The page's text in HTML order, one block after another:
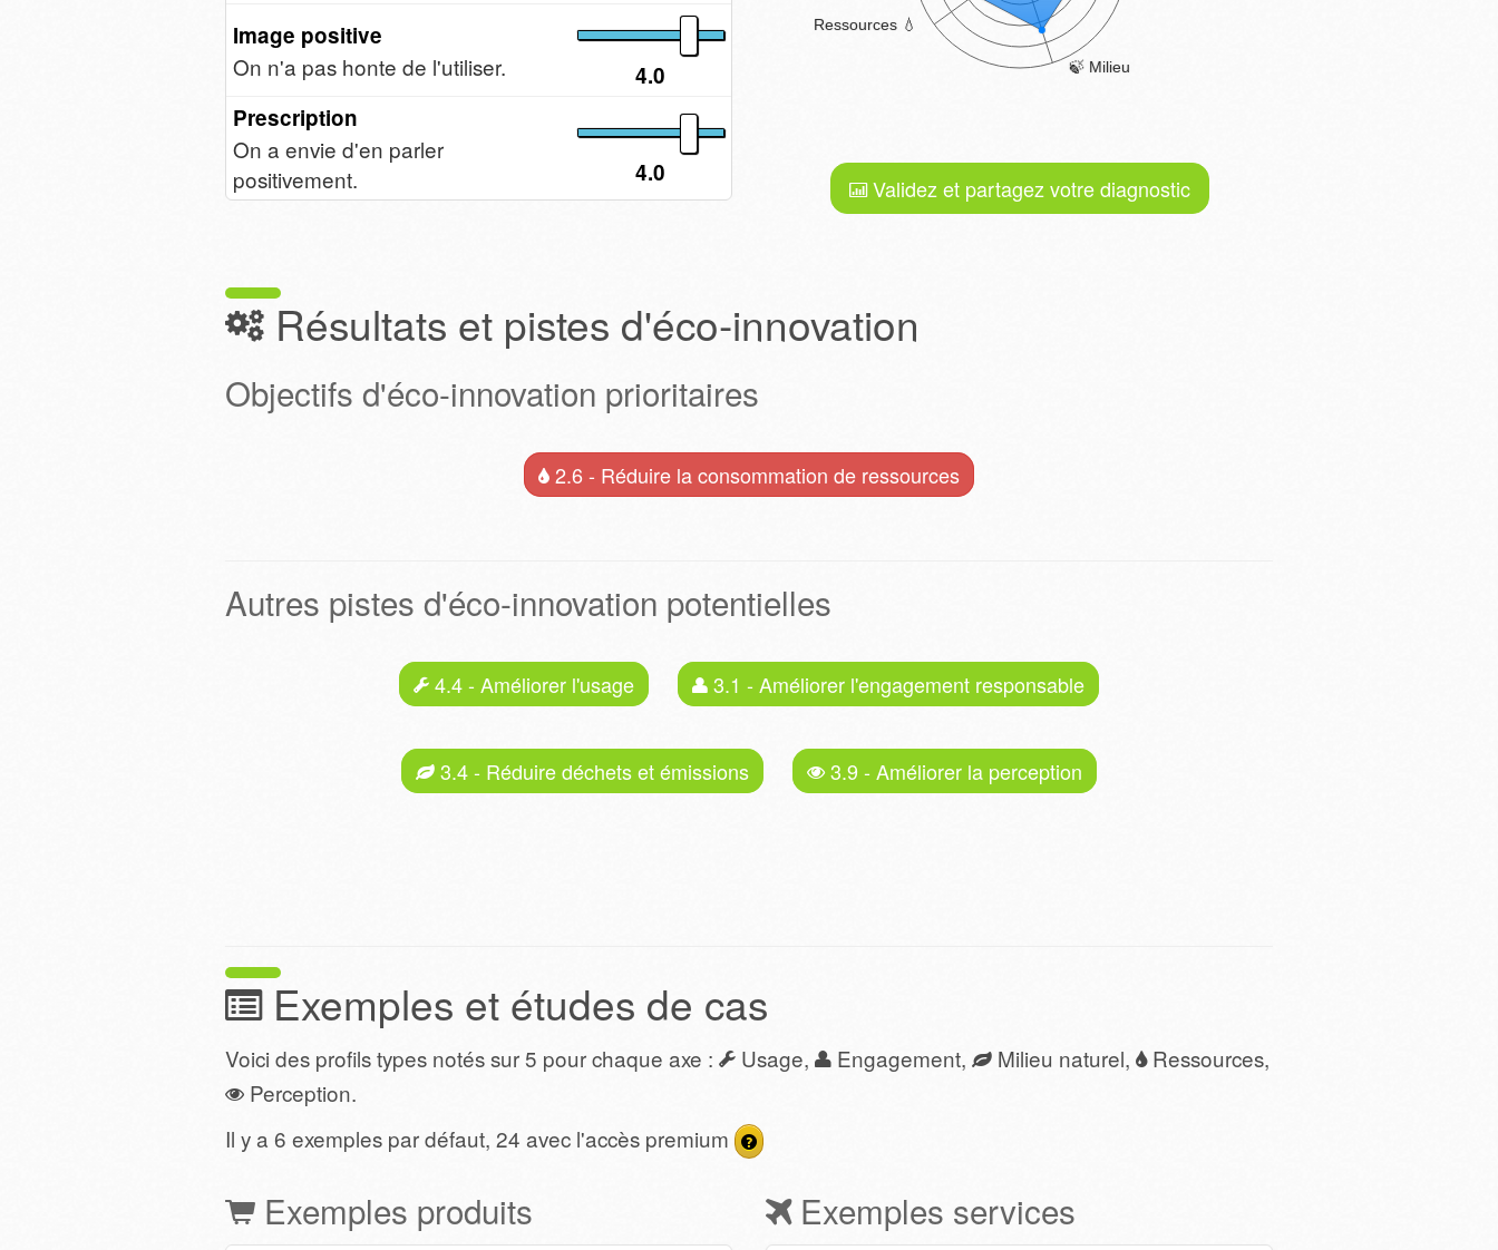
Image positive
On n'a pas honte de l'utiliser.
4.0
Prescription
On a envie d'en parler
positivement.
4.0
Validez et partagez votre diagnostic
Résultats et pistes d'éco-innovation
Objectifs d'éco-innovation prioritaires
2.6 - Réduire la consommation de ressources
Autres pistes d'éco-innovation potentielles
4.4 - Améliorer l'usage 3.1 - Améliorer l'engagement responsable
3.4 - Réduire déchets et émissions 3.9 - Améliorer la perception
Exemples et études de cas
Voici des profils types notés sur 5 pour chaque axe : Usage, Engagement, Milieu naturel, Ressources,
Perception.
Il y a 6 exemples par défaut, 24 avec l'accès premium
Exemples produits Exemples services